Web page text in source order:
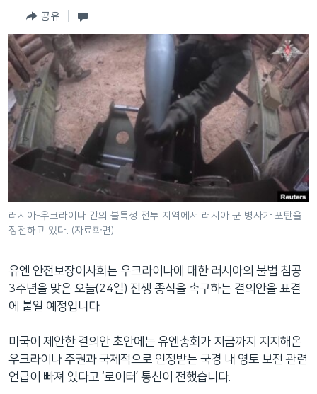
츠
로
동
메
인
네
션
으
이
동
검
으
로
이
주파수 안내
언어 선택
공유
러시아-우크라이나 간의 불특정 전투 지역에서 러시아 군 병사가 포탄을
장전하고 있다. (자료화면)
유엔 안전보장이사회는 우크라이나에 대한 러시아의 불법 침공
3주년을 맞은 오늘(24일) 전쟁 종식을 촉구하는 결의안을 표결
에 붙일 예정입니다.
미국이 제안한 결의안 초안에는 유엔총회가 지금까지 지지해온
우크라이나 주권과 국제적으로 인정받는 국경 내 영토 보전 관련
언급이 빠져 있다고 ‘로이터’ 통신이 전했습니다.